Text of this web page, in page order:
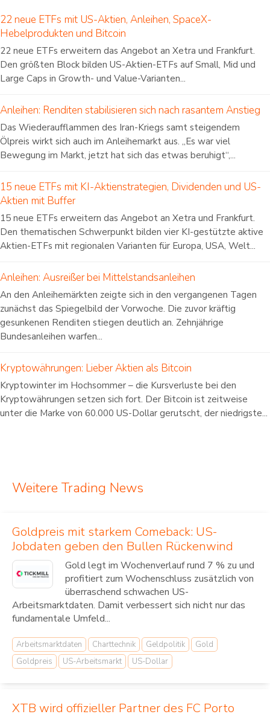
22 neue ETFs mit US-Aktien, Anleihen, SpaceX-
Hebelprodukten und Bitcoin
22 neue ETFs erweitern das Angebot an Xetra und Frankfurt.
Den größten Block bilden US-Aktien-ETFs auf Small, Mid und
Large Caps in Growth- und Value-Varianten...
Anleihen: Renditen stabilisieren sich nach rasantem Anstieg
Das Wiederaufflammen des Iran-Kriegs samt steigendem
Ölpreis wirkt sich auch im Anleihemarkt aus. „Es war viel
Bewegung im Markt, jetzt hat sich das etwas beruhigt“,...
15 neue ETFs mit KI-Aktienstrategien, Dividenden und US-
Aktien mit Buffer
15 neue ETFs erweitern das Angebot an Xetra und Frankfurt.
Den thematischen Schwerpunkt bilden vier KI-gestützte aktive
Aktien-ETFs mit regionalen Varianten für Europa, USA, Welt...
Anleihen: Ausreißer bei Mittelstandsanleihen
An den Anleihemärkten zeigte sich in den vergangenen Tagen
zunächst das Spiegelbild der Vorwoche. Die zuvor kräftig
gesunkenen Renditen stiegen deutlich an. Zehnjährige
Bundesanleihen warfen...
Kryptowährungen: Lieber Aktien als Bitcoin
Kryptowinter im Hochsommer – die Kursverluste bei den
Kryptowährungen setzen sich fort. Der Bitcoin ist zeitweise
unter die Marke von 60.000 US-Dollar gerutscht, der niedrigste...
Weitere Trading News
Goldpreis mit starkem Comeback: US-
Jobdaten geben den Bullen Rückenwind
Gold legt im Wochenverlauf rund 7 % zu und
profitiert zum Wochenschluss zusätzlich von
überraschend schwachen US-
Arbeitsmarktdaten. Damit verbessert sich nicht nur das
fundamentale Umfeld...
Arbeitsmarktdaten Charttechnik Geldpolitik
Gold
Goldpreis
US-Arbeitsmarkt US-Dollar
XTB wird offizieller Partner des FC Porto